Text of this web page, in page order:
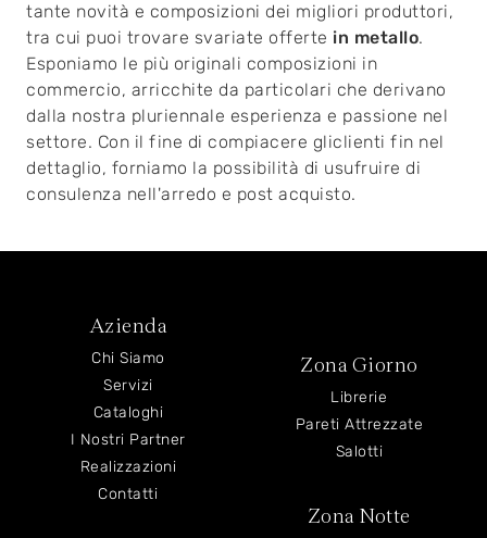
tante novità e composizioni dei migliori produttori,
tra cui puoi trovare svariate offerte in metallo.
Esponiamo le più originali composizioni in
commercio, arricchite da particolari che derivano
dalla nostra pluriennale esperienza e passione nel
settore. Con il fine di compiacere gliclienti fin nel
dettaglio, forniamo la possibilità di usufruire di
consulenza nell'arredo e post acquisto.
Azienda
Chi Siamo
Servizi
Cataloghi
I Nostri Partner
Realizzazioni
Contatti
Zona Giorno
Librerie
Pareti Attrezzate
Salotti
Zona Notte